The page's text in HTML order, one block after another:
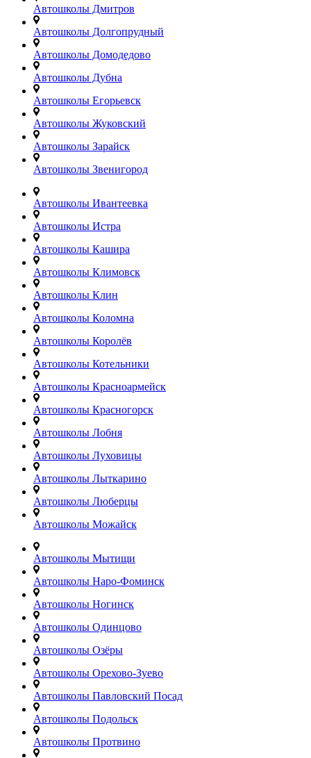
Автошколы Дмитров
Автошколы Долгопрудный
Автошколы Домодедово
Автошколы Дубна
Автошколы Егорьевск
Автошколы Жуковский
Автошколы Зарайск
Автошколы Звенигород
Автошколы Ивантеевка
Автошколы Истра
Автошколы Кашира
Автошколы Климовск
Автошколы Клин
Автошколы Коломна
Автошколы Королёв
Автошколы Котельники
Автошколы Красноармейск
Автошколы Красногорск
Автошколы Лобня
Автошколы Луховицы
Автошколы Лыткарино
Автошколы Люберцы
Автошколы Можайск
Автошколы Мытищи
Автошколы Наро-Фоминск
Автошколы Ногинск
Автошколы Одинцово
Автошколы Озёры
Автошколы Орехово-Зуево
Автошколы Павловский Посад
Автошколы Подольск
Автошколы Протвино